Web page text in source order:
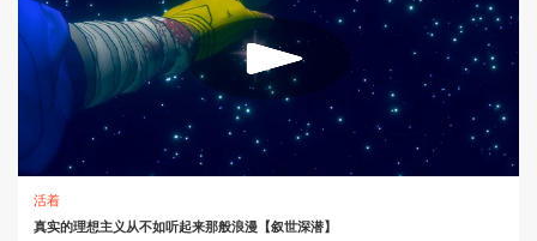
活着
真实的理想主义从不如听起来那般浪漫【叙世深潜】